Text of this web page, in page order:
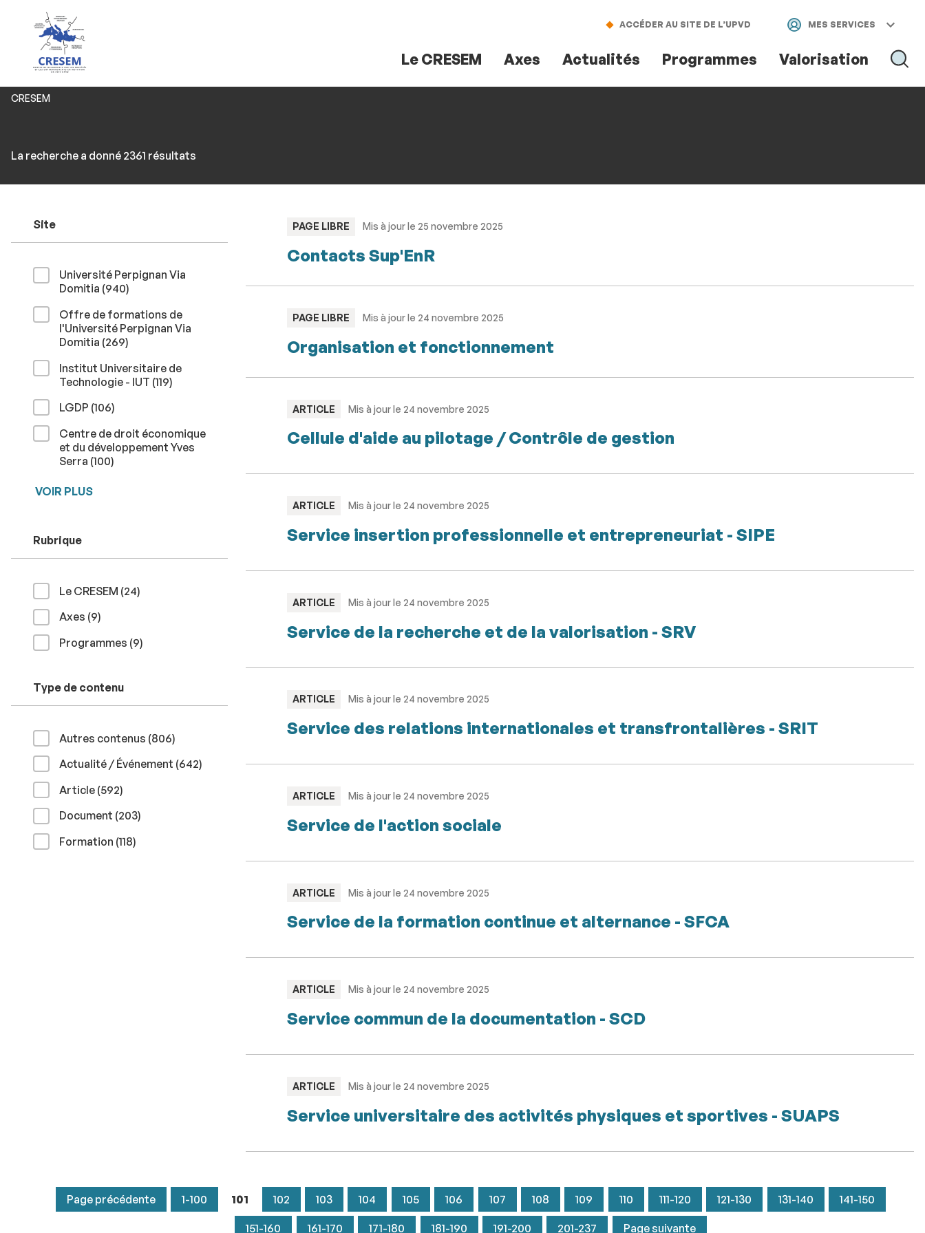
ACCÉDER AU SITE DE L’UPVD MES SERVICES
Le CRESEM Axes Actualités Programmes Valorisation
Vous
CRESEM
par
clés
La recherche a donné 2361 résultats
résultats
Site
Université Perpignan Via
Domitia (940résultats
)
Offre de formations de
l'Université Perpignan Via
Domitia (269résultats
)
Institut Universitaire de
Technologie - IUT (119résultats
)
LGDP (106résultats
)
Centre de droit économique
et du développement Yves
Serra (100résultats
)
VOIR PLUS
Rubrique
Le CRESEM (24résultats
)
Axes (9résultats
)
Programmes (9résultats
)
Type de contenu
Autres contenus (806résultats
)
Actualité / Événement (642résultats
)
Article (592résultats
)
Document (203résultats
)
Formation (118résultats
)
TYPE
PAGE LIBRE Mis à jour le 25 novembre 2025
Contacts Sup'EnR
TYPE
PAGE LIBRE Mis à jour le 24 novembre 2025
Organisation et fonctionnement
TYPE
ARTICLE Mis à jour le 24 novembre 2025
Cellule d'aide au pilotage / Contrôle de gestion
TYPE
ARTICLE Mis à jour le 24 novembre 2025
Service insertion professionnelle et entrepreneuriat - SIPE
TYPE
ARTICLE Mis à jour le 24 novembre 2025
Service de la recherche et de la valorisation - SRV
TYPE
ARTICLE Mis à jour le 24 novembre 2025
Service des relations internationales et transfrontalières - SRIT
TYPE
ARTICLE Mis à jour le 24 novembre 2025
Service de l'action sociale
TYPE
ARTICLE Mis à jour le 24 novembre 2025
Service de la formation continue et alternance - SFCA
TYPE
ARTICLE Mis à jour le 24 novembre 2025
Service commun de la documentation - SCD
TYPE
ARTICLE Mis à jour le 24 novembre 2025
Service universitaire des activités physiques et sportives - SUAPS
Page précédente 1-100 101 102 103 104 105 106 107 108 109 110 111-120 121-130 131-140 141-150
151-160 161-170 171-180 181-190 191-200 201-237 Page suivante